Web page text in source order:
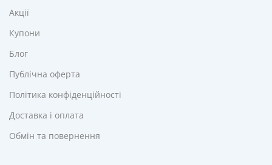
Акції
Купони
Блог
Публічна оферта
Політика конфіденційності
Доставка і оплата
Обмін та повернення